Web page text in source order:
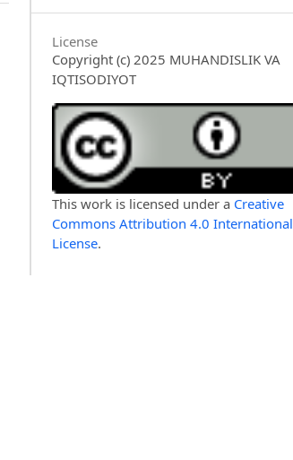
License
Copyright (c) 2025 MUHANDISLIK VA
IQTISODIYOT
This work is licensed under a Creative
Commons Attribution 4.0 International
License.